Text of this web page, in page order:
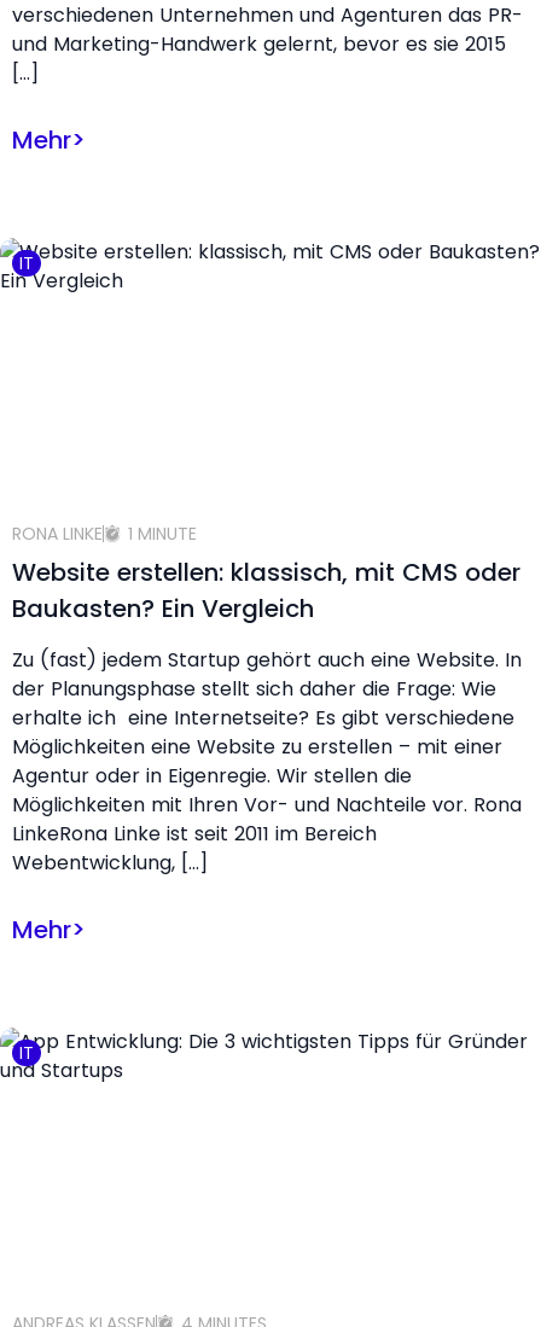
verschiedenen Unternehmen und Agenturen das PR-
und Marketing-Handwerk gelernt, bevor es sie 2015
[…]
Mehr>
IT
RONA LINKE 1 MINUTE
Website erstellen: klassisch, mit CMS oder
Baukasten? Ein Vergleich
Zu (fast) jedem Startup gehört auch eine Website. In
der Planungsphase stellt sich daher die Frage: Wie
erhalte ich eine Internetseite? Es gibt verschiedene
Möglichkeiten eine Website zu erstellen – mit einer
Agentur oder in Eigenregie. Wir stellen die
Möglichkeiten mit Ihren Vor- und Nachteile vor. Rona
LinkeRona Linke ist seit 2011 im Bereich
Webentwicklung, […]
Mehr>
IT